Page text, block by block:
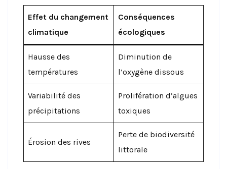
Effet du changement
climatique
Conséquences
écologiques
Hausse des
températures
Diminution de
l’oxygène dissous
Variabilité des
précipitations
Prolifération d’algues
toxiques
Érosion des rives
Perte de biodiversité
littorale